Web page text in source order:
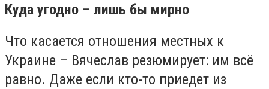
Куда угодно – лишь бы мирно
Что касается отношения местных к
Украине – Вячеслав резюмирует: им всё
равно. Даже если кто-то приедет из